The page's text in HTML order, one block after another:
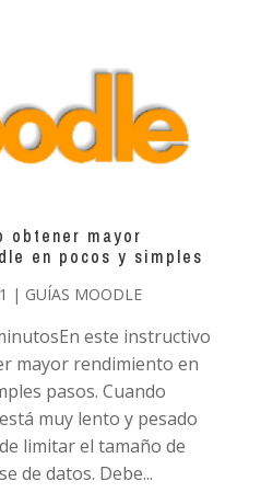
obtener mayor
en pocos y simples
| GUÍAS MOODLE
este instructivo
mayor rendimiento en
pasos. Cuando
muy lento y pesado
limitar el tamaño de
de datos. Debe...